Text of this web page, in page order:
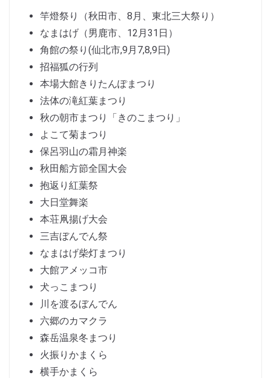
竿燈祭り（秋田市、8月、東北三大祭り）
なまはげ（男鹿市、12月31日）
角館の祭り(仙北市,9月7,8,9日)
招福狐の行列
本場大館きりたんぽまつり
法体の滝紅葉まつり
秋の朝市まつり「きのこまつり」
よこて菊まつり
保呂羽山の霜月神楽
秋田船方節全国大会
抱返り紅葉祭
大日堂舞楽
本荘凧揚げ大会
三吉ぼんでん祭
なまはげ柴灯まつり
大館アメッコ市
犬っこまつり
川を渡るぼんでん
六郷のカマクラ
森岳温泉冬まつり
火振りかまくら
横手かまくら